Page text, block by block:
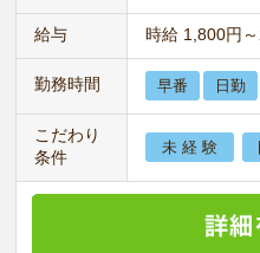
給与 時給 1,800円
勤務時間 早番 日勤
こだわり
条件
未 経 験